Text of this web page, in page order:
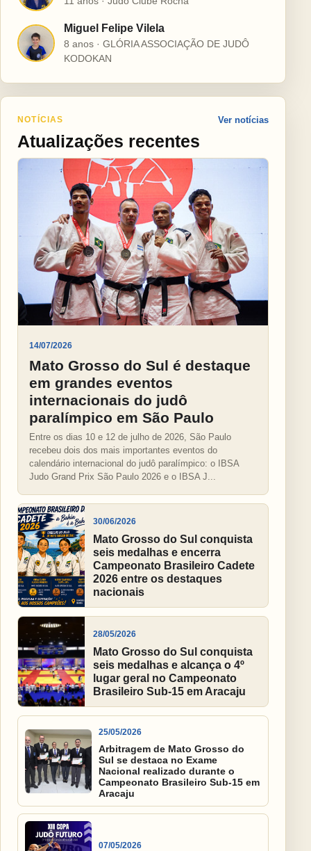
M
Miguel Felipe Vilela
8 anos · GLÓRIA ASSOCIAÇÃO DE JUDÔ
KODOKAN
NOTÍCIAS
Atualizações recentes
Ver notícias
14/07/2026
Mato Grosso do Sul é destaque
em grandes eventos
internacionais do judô
paralímpico em São Paulo
Entre os dias 10 e 12 de julho de 2026, São Paulo
recebeu dois dos mais importantes eventos do
calendário internacional do judô paralímpico: o IBSA
Judo Grand Prix São Paulo 2026 e o IBSA J...
30/06/2026
Mato Grosso do Sul conquista
seis medalhas e encerra
Campeonato Brasileiro Cadete
2026 entre os destaques
nacionais
28/05/2026
Mato Grosso do Sul conquista
seis medalhas e alcança o 4º
lugar geral no Campeonato
Brasileiro Sub-15 em Aracaju
25/05/2026
Arbitragem de Mato Grosso do
Sul se destaca no Exame
Nacional realizado durante o
Campeonato Brasileiro Sub-15 em
Aracaju
07/05/2026